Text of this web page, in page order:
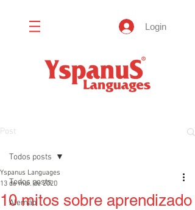
Login
Post
Todos posts
Alemão
Todos posts
10 mitos sobre aprendizado
Yspanus Languages
13 de mai. de 2020